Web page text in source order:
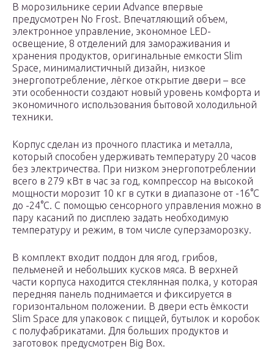
В морозильнике серии Advance впервые
предусмотрен No Frost. Впечатляющий объем,
электронное управление, экономное LED-
освещение, 8 отделений для замораживания и
хранения продуктов, оригинальные емкости Slim
Space, минималистичный дизайн, низкое
энергопотребление, лёгкое открытие двери – все
эти особенности создают новый уровень комфорта и
экономичного использования бытовой холодильной
техники.
Корпус сделан из прочного пластика и металла,
который способен удерживать температуру 20 часов
без электричества. При низком энергопотреблении
всего в 279 кВт в час за год, компрессор на высокой
мощности морозит 10 кг в сутки в диапазоне от -16°С
до -24°С. С помощью сенсорного управления можно в
пару касаний по дисплею задать необходимую
температуру и режим, в том числе суперзаморозку.
В комплект входит поддон для ягод, грибов,
пельменей и небольших кусков мяса. В верхней
части корпуса находится стеклянная полка, у которая
передняя панель поднимается и фиксируется в
горизонтальном положении. В двери есть ёмкости
Slim Space для упаковок с пиццей, бутылок и коробок
с полуфабрикатами. Для больших продуктов и
заготовок предусмотрен Big Box.